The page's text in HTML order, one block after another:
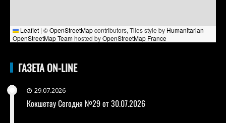
Leaflet | ©OpenStreetMapcontributors, Tiles style by Humanitarian
OpenStreetMap Teamhosted byOpenStreetMap France
ГАЗЕТА ON-LINE
29.07.2026
Кокшетау Сегодня №29 от 30.07.2026